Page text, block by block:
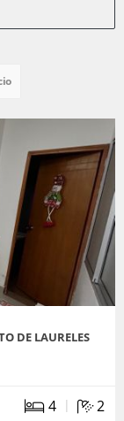
DE LAURELES
4 | 2